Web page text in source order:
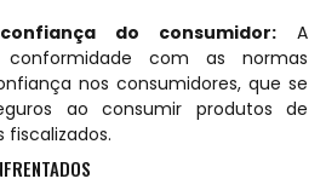
do consumidor: A
com as normas
nos consumidores, que se
ao consumir produtos de